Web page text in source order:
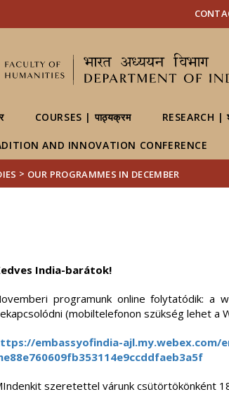
COURSES | पाठ्यक्रम RESEARCH |
AND INNOVATION CONFERENCE
> OUR PROGRAMMES IN DECEMBER
India-barátok!
programunk online folytatódik: a
(mobiltelefonon szükség lehet a
embassyofindia-ajl.my.webex.com/
a5f
szeretettel várunk csütörtökönként